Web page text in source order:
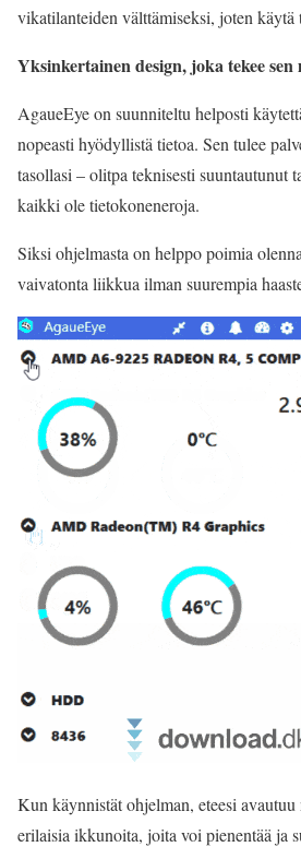
vikatilanteiden välttämiseksi, joten käytä
Yksinkertainen design, joka tekee
AgaueEye on suunniteltu helposti
nopeasti hyödyllistä tietoa. Sen tulee
tasollasi – olitpa teknisesti suuntautunut
kaikki ole tietokoneneroja.
Siksi ohjelmasta on helppo poimia
vaivatonta liikkua ilman suurempia
Kun käynnistät ohjelman, eteesi avautuu
erilaisia ikkunoita, joita voi pienentää ja